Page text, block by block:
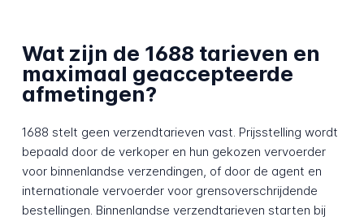
Wat zijn de 1688 tarieven en
maximaal geaccepteerde
afmetingen?
1688 stelt geen verzendtarieven vast. Prijsstelling wordt
bepaald door de verkoper en hun gekozen vervoerder
voor binnenlandse verzendingen, of door de agent en
internationale vervoerder voor grensoverschrijdende
bestellingen. Binnenlandse verzendtarieven starten bij